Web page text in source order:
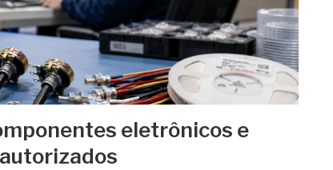
eletrônicos e